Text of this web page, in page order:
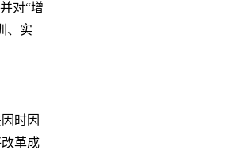
对“增
、实
时因
革成